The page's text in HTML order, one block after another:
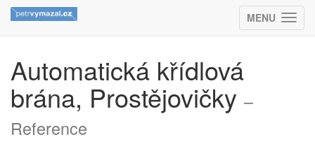
MENU
Automatická křídlová
brána, Prostějovičky –
Reference